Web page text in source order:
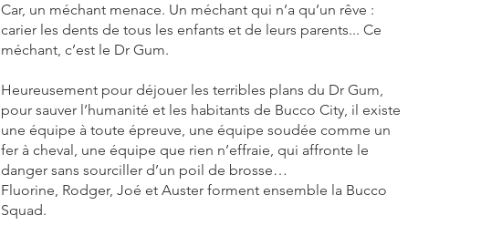
Car, un méchant menace. Un méchant qui n’a qu’un rêve :
carier les dents de tous les enfants et de leurs parents... Ce
méchant, c’est le Dr Gum.
Heureusement pour déjouer les terribles plans du Dr Gum,
pour sauver l’humanité et les habitants de Bucco City, il existe
une équipe à toute épreuve, une équipe soudée comme un
fer à cheval, une équipe que rien n’effraie, qui affronte le
danger sans sourciller d’un poil de brosse…
Fluorine, Rodger, Joé et Auster forment ensemble la Bucco
Squad.